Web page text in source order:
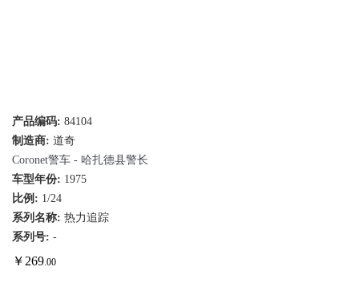
产品编码: 84104
制造商: 道奇
Coronet警车 - 哈扎德县警长
车型年份: 1975
比例: 1/24
系列名称: 热力追踪
系列号: -
￥ 269.00